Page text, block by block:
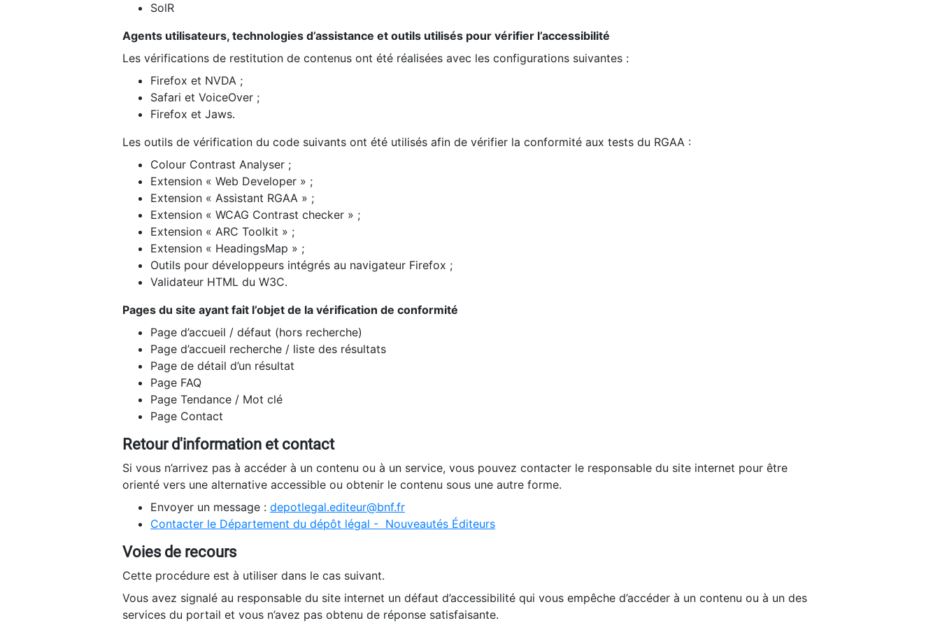
SolR
Agents utilisateurs, technologies d’assistance et outils utilisés pour vérifier l’accessibilité
Les vérifications de restitution de contenus ont été réalisées avec les configurations suivantes :
Firefox et NVDA ;
Safari et VoiceOver ;
Firefox et Jaws.
Les outils de vérification du code suivants ont été utilisés afin de vérifier la conformité aux tests du RGAA :
Colour Contrast Analyser ;
Extension « Web Developer » ;
Extension « Assistant RGAA » ;
Extension « WCAG Contrast checker » ;
Extension « ARC Toolkit » ;
Extension « HeadingsMap » ;
Outils pour développeurs intégrés au navigateur Firefox ;
Validateur HTML du W3C.
Pages du site ayant fait l’objet de la vérification de conformité
Page d’accueil / défaut (hors recherche)
Page d’accueil recherche / liste des résultats
Page de détail d’un résultat
Page FAQ
Page Tendance / Mot clé
Page Contact
Retour d'information et contact
Si vous n’arrivez pas à accéder à un contenu ou à un service, vous pouvez contacter le responsable du site internet pour être
orienté vers une alternative accessible ou obtenir le contenu sous une autre forme.
Envoyer un message : depotlegal.editeur@bnf.fr
Contacter le Département du dépôt légal - Nouveautés Éditeurs
Voies de recours
Cette procédure est à utiliser dans le cas suivant.
Vous avez signalé au responsable du site internet un défaut d’accessibilité qui vous empêche d’accéder à un contenu ou à un des
services du portail et vous n’avez pas obtenu de réponse satisfaisante.